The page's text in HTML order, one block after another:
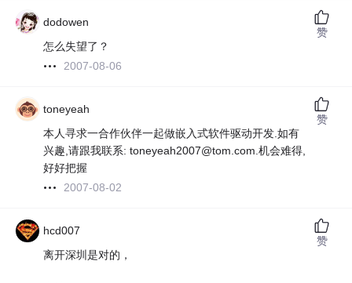
dodowen
怎么失望了？
2007-08-06
赞
toneyeah
本人寻求一合作伙伴一起做嵌入式软件驱动开发.如有
兴趣,请跟我联系: toneyeah2007@tom.com.机会难得,
好好把握
2007-08-02
赞
hcd007
离开深圳是对的，
赞